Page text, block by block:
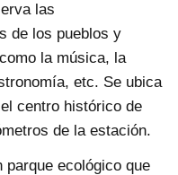
las
de los pueblos y
la música, la
etc. Se ubica
centro histórico de
de la estación.
parque ecológico que